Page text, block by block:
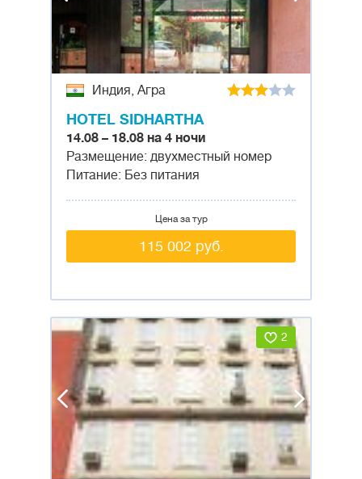
Индия, Агра
HOTEL SIDHARTHA
14.08 – 18.08 на 4 ночи
Размещение: двухместный номер
Питание: Без питания
Цена за тур
115 002 руб.
2